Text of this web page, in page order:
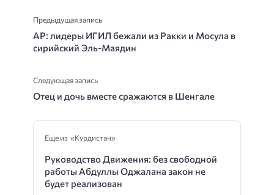
Предыдущая запись
AP: лидеры ИГИЛ бежали из Ракки и Мосула в
сирийский Эль-Маядин
Следующая запись
Отец и дочь вместе сражаются в Шенгале
Еще из «Курдистан»
Руководство Движения: без свободной
работы Абдуллы Оджалана закон не
будет реализован